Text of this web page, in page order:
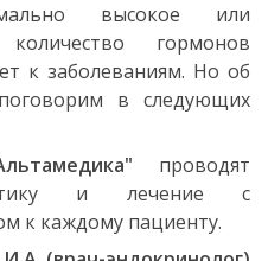
высокое или
гормонов
к заболеваниям. Но об
в следующих
проводят
и лечение с
к каждому пациенту.